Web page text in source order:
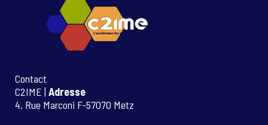
Contact
C2IME | Adresse
4, Rue Marconi F-57070 Metz